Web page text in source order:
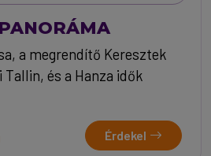
a megrendítő Keresztek
Tallin, és a Hanza idők
Érdekel